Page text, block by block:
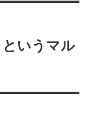
いうマル